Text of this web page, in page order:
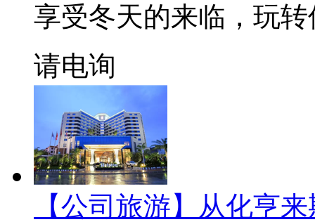
享受冬天的来临，玩
请电询
【公司旅游】从化亨